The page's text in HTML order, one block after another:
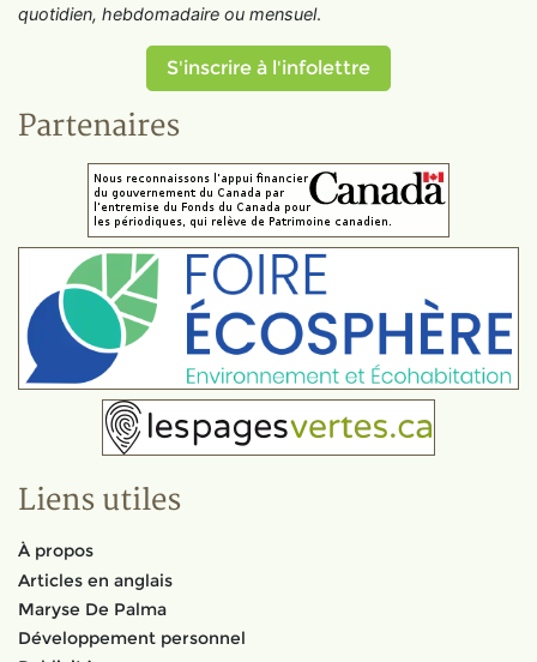
quotidien, hebdomadaire ou mensuel.
S'inscrire à l'infolettre
Partenaires
Liens utiles
À propos
Articles en anglais
Maryse De Palma
Développement personnel